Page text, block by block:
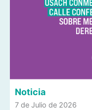
Noticia
7 de Julio de 2026